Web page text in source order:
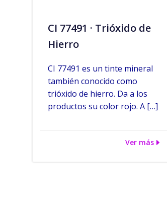
CI 77491 · Trióxido de
Hierro
CI 77491 es un tinte mineral
también conocido como
trióxido de hierro. Da a los
productos su color rojo. A […]
Ver más